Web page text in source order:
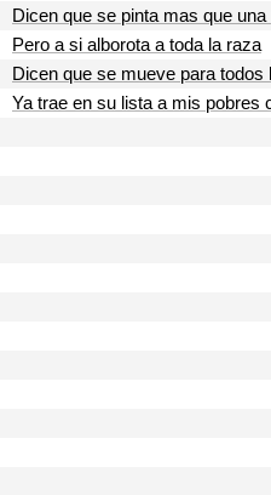
Dicen que se pinta mas que
Pero a si alborota a toda la raza
Dicen que se mueve para todos
Ya trae en su lista a mis pobres